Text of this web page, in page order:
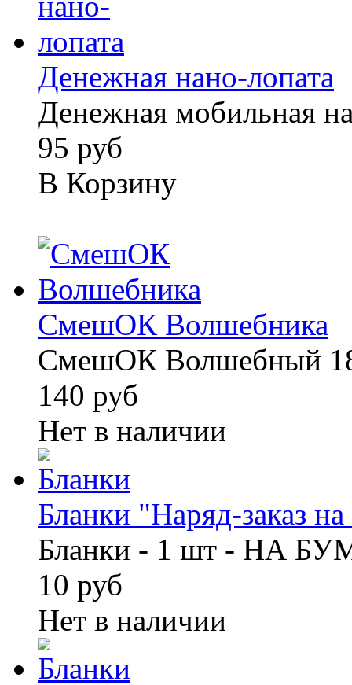
Денежная нано-лопата
Денежная мобильная
95 руб
В Корзину
СмешОК Волшебника
СмешОК Волшебный
140 руб
Нет в наличии
Бланки "Наряд-заказ
Бланки - 1 шт - НА
10 руб
Нет в наличии